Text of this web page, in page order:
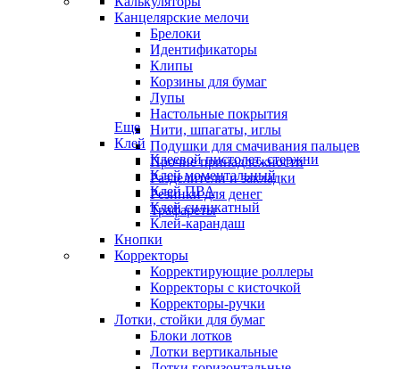
Канцелярские мелочи
Брелоки
Идентификаторы
Клипы
Корзины для бумаг
Лупы
Настольные покрытия
Нити, шпагаты, иглы
Подушки для смачивания пальцев
Прочие принадлежности
Разделители и закладки
Резинки для денег
Трафареты
Еще
Клей
Клеевой пистолет, стержни
Клей моментальный
Клей ПВА
Клей силикатный
Клей-карандаш
Кнопки
Корректоры
Корректирующие роллеры
Корректоры с кисточкой
Корректоры-ручки
Лотки, стойки для бумаг
Блоки лотков
Лотки вертикальные